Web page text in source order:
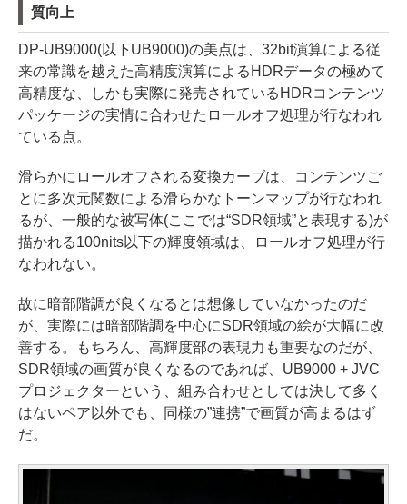
質向上
DP-UB9000(以下UB9000)の美点は、32bit演算による従
来の常識を越えた高精度演算によるHDRデータの極めて
高精度な、しかも実際に発売されているHDRコンテンツ
パッケージの実情に合わせたロールオフ処理が行なわれ
ている点。
滑らかにロールオフされる変換カーブは、コンテンツご
とに多次元関数による滑らかなトーンマップが行なわれ
るが、一般的な被写体(ここでは“SDR領域”と表現する)が
描かれる100nits以下の輝度領域は、ロールオフ処理が行
なわれない。
故に暗部階調が良くなるとは想像していなかったのだ
が、実際には暗部階調を中心にSDR領域の絵が大幅に改
善する。もちろん、高輝度部の表現力も重要なのだが、
SDR領域の画質が良くなるのであれば、UB9000 + JVC
プロジェクターという、組み合わせとしては決して多く
はないペア以外でも、同様の”連携”で画質が高まるはず
だ。